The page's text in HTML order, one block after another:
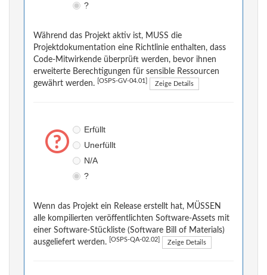
?
Während das Projekt aktiv ist, MUSS die
Projektdokumentation eine Richtlinie enthalten, dass
Code-Mitwirkende überprüft werden, bevor ihnen
erweiterte Berechtigungen für sensible Ressourcen
gewährt werden.
[OSPS-GV-04.01] Zeige Details
Erfüllt
Unerfüllt
N/A
?
Wenn das Projekt ein Release erstellt hat, MÜSSEN
alle kompilierten veröffentlichten Software-Assets mit
einer Software-Stückliste (Software Bill of Materials)
ausgeliefert werden.
[OSPS-QA-02.02] Zeige Details